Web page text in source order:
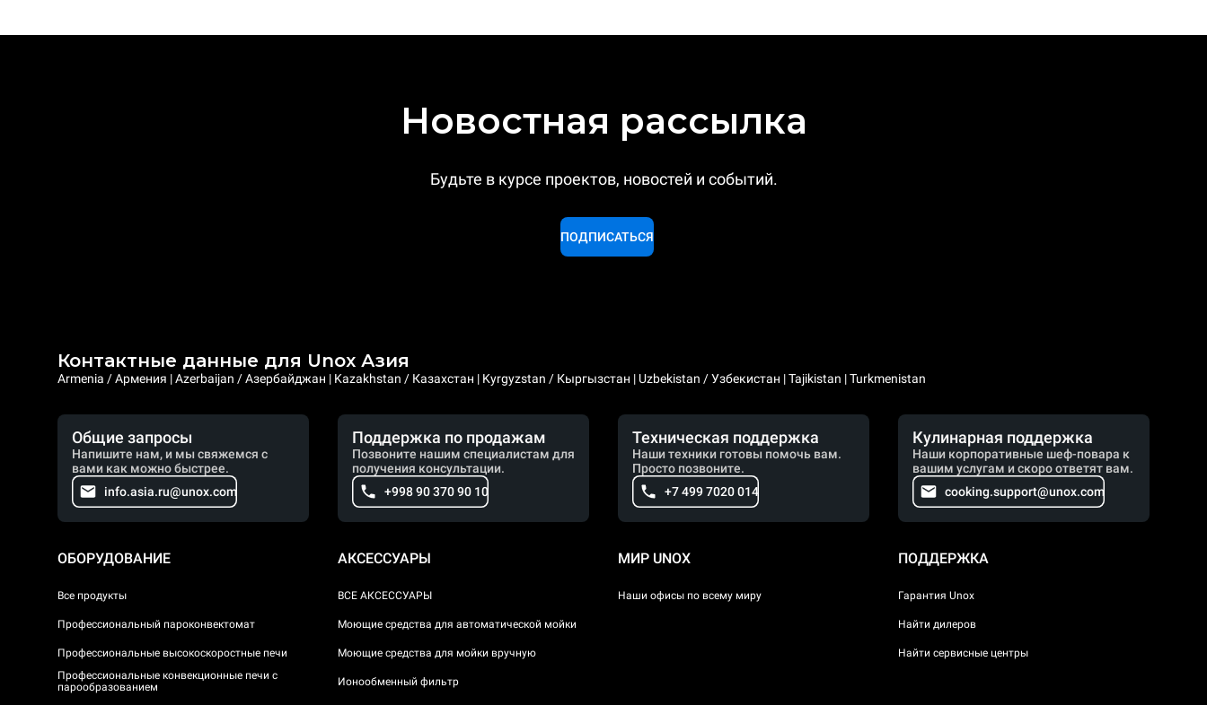
Новостная рассылка
Будьте в курсе проектов, новостей и событий.
ПОДПИСАТЬСЯ
Контактные данные для Unox Азия
Armenia / Армения | Azerbaijan / Азербайджан | Kazakhstan / Казахстан | Kyrgyzstan / Кыргызстан | Uzbekistan / Узбекистан | Tajikistan | Turkmenistan
Общие запросы
Напишите нам, и мы свяжемся с
вами как можно быстрее.
info.asia.ru@unox.com
Поддержка по продажам
Позвоните нашим специалистам для
получения консультации.
+998 90 370 90 10
Техническая поддержка
Наши техники готовы помочь вам.
Просто позвоните.
+7 499 7020 014
Кулинарная поддержка
Наши корпоративные шеф-повара к
вашим услугам и скоро ответят вам.
cooking.support@unox.com
ОБОРУДОВАНИЕ
Все продукты
Профессиональный пароконвектомат
Профессиональные высокоскоростные печи
Профессиональные конвекционные печи с
парообразованием
АКСЕССУАРЫ
ВСЕ АКСЕССУАРЫ
Моющие средства для автоматической мойки
Моющие средства для мойки вручную
Ионообменный фильтр
МИР UNOX
Наши офисы по всему миру
ПОДДЕРЖКА
Гарантия Unox
Найти дилеров
Найти сервисные центры